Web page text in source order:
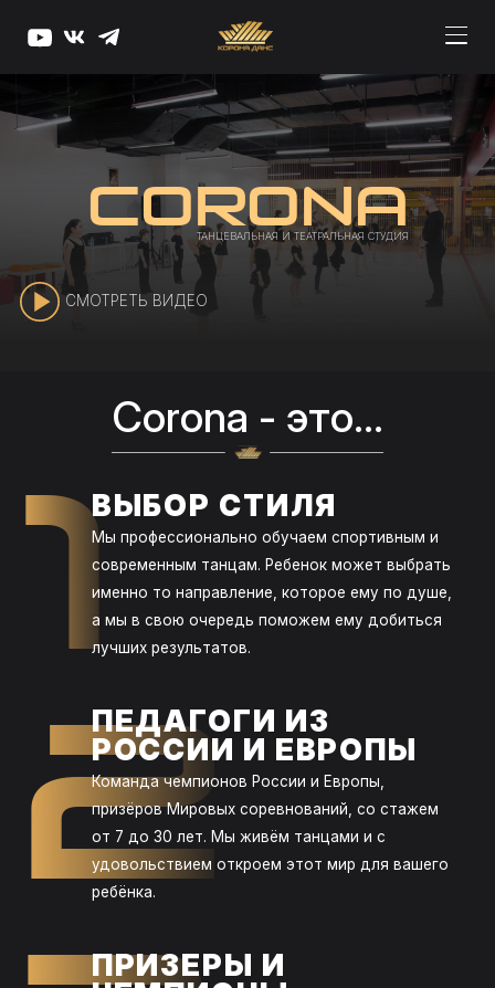
Corona
ТАНЦЕВАЛЬНАЯ И ТЕАТРАЛЬНАЯ СТУДИЯ
СМОТРЕТЬ ВИДЕО
Corona - это...
1ВЫБОР СТИЛЯ
Мы профессионально обучаем спортивным и
современным танцам. Ребенок может выбрать
именно то направление, которое ему по душе,
а мы в свою очередь поможем ему добиться
лучших результатов.
2
ПЕДАГОГИ ИЗ
РОССИИ И ЕВРОПЫ
Команда чемпионов России и Европы,
призёров Мировых соревнований, со стажем
от 7 до 30 лет. Мы живём танцами и с
удовольствием откроем этот мир для вашего
ребёнка.
ПРИЗЕРЫ И